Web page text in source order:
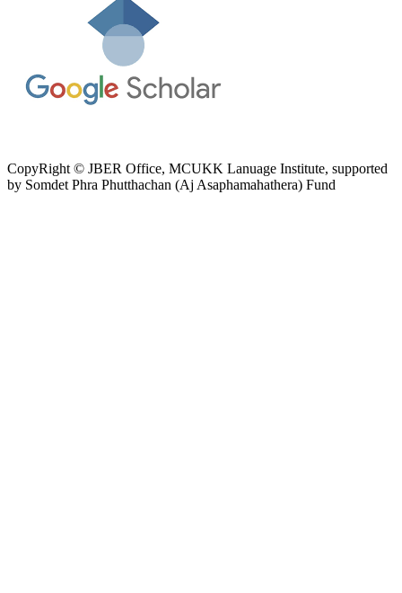
CopyRight © JBER Office, MCUKK Lanuage Institute, supported
by Somdet Phra Phutthachan (Aj Asaphamahathera) Fund